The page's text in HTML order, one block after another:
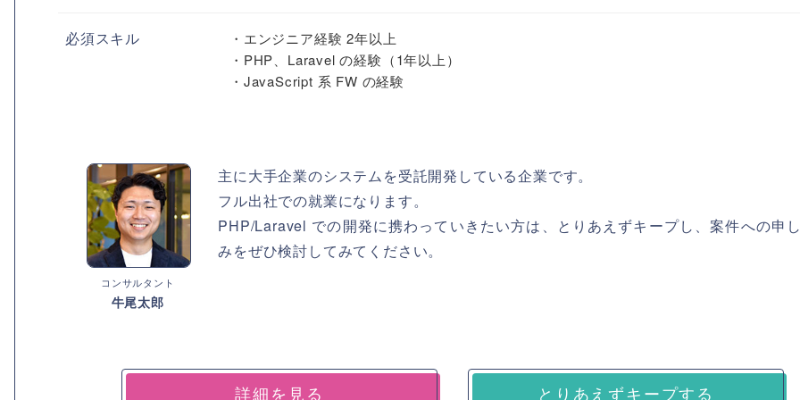
必須スキル
・エンジニア経験 2年以上
・PHP、Laravel の経験（1年以上）
・JavaScript 系 FW の経験
コンサルタント
牛尾太郎
主に大手企業のシステムを受託開発している企業です。
フル出社での就業になります。
PHP/Laravel での開発に携わっていきたい方は、とりあえずキープし、案件への申
みをぜひ検討してみてください。
詳細を見る とりあえずキープする